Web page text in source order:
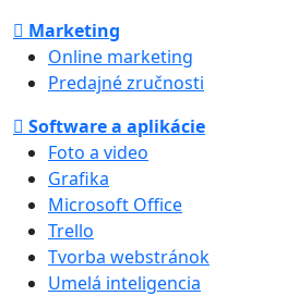
Marketing
Online marketing
Predajné zručnosti
Software a aplikácie
Foto a video
Grafika
Microsoft Office
Trello
Tvorba webstránok
Umelá inteligencia